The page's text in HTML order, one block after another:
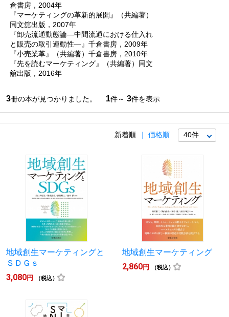
倉書房，2004年
『マーケティングの革新的展開』（共編著）
同文舘出版，2007年
『卸売流通動態論―中間流通における仕入れ
と販売の取引連動性―』千倉書房，2009年
『小売業革』（共編著）千倉書房，2010年
『先を読むマーケティング』（共編著）同文
舘出版，2016年
3冊の本が見つかりました。 1件～ 3件を表示
新着順 価格順
地域創生マーケティングと
ＳＤＧｓ
3,080円 （税込）
地域創生マーケティング
2,860円 （税込）